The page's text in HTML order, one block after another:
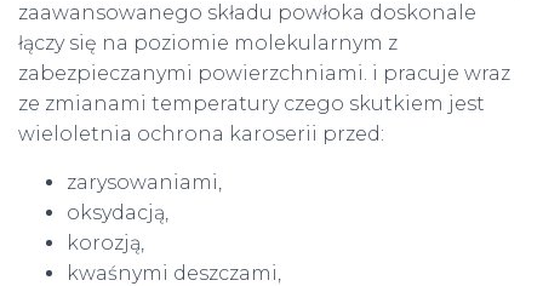
zaawansowanego składu powłoka doskonale
łączy się na poziomie molekularnym z
zabezpieczanymi powierzchniami. i pracuje wraz
ze zmianami temperatury czego skutkiem jest
wieloletnia ochrona karoserii przed:
zarysowaniami,
oksydacją,
korozją,
kwaśnymi deszczami,